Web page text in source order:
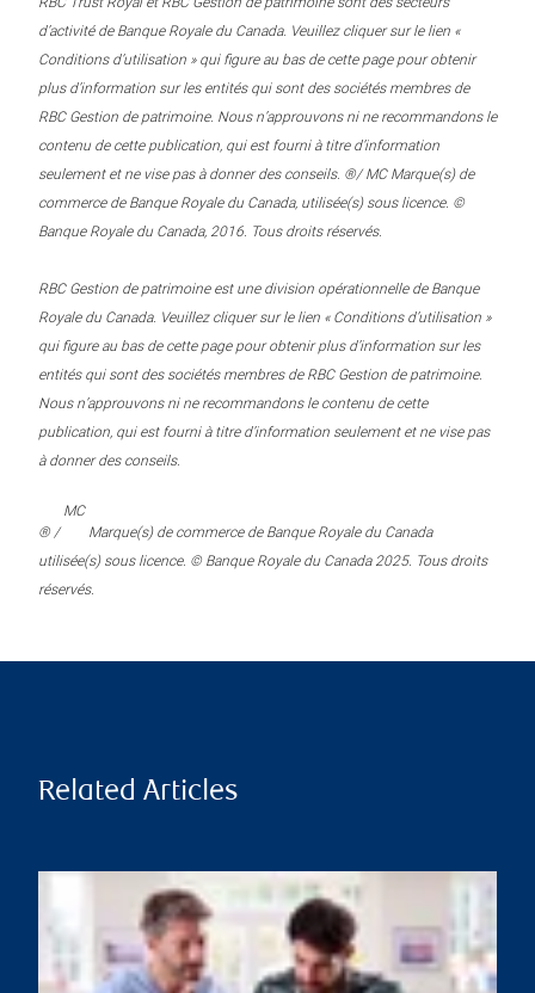
d’activité de Banque Royale du Canada. Veuillez cliquer sur le lien «
Conditions d’utilisation » qui figure au bas de cette page pour obtenir
plus d’information sur les entités qui sont des sociétés membres de
RBC Gestion de patrimoine. Nous n’approuvons ni ne recommandons le
contenu de cette publication, qui est fourni à titre d’information
seulement et ne vise pas à donner des conseils. ®/ MC Marque(s) de
commerce de Banque Royale du Canada, utilisée(s) sous licence. ©
Banque Royale du Canada, 2016. Tous droits réservés.
RBC Gestion de patrimoine est une division opérationnelle de Banque
Royale du Canada. Veuillez cliquer sur le lien « Conditions d’utilisation »
qui figure au bas de cette page pour obtenir plus d’information sur les
entités qui sont des sociétés membres de RBC Gestion de patrimoine.
Nous n’approuvons ni ne recommandons le contenu de cette
publication, qui est fourni à titre d’information seulement et ne vise pas
à donner des conseils.
® /
MC
Marque(s) de commerce de Banque Royale du Canada
utilisée(s) sous licence. © Banque Royale du Canada 2025. Tous droits
réservés.
Related Articles